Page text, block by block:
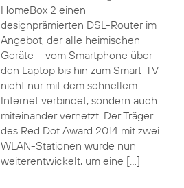
HomeBox 2 einen
designprämierten DSL-Router im
Angebot, der alle heimischen
Geräte – vom Smartphone über
den Laptop bis hin zum Smart-TV –
nicht nur mit dem schnellem
Internet verbindet, sondern auch
miteinander vernetzt. Der Träger
des Red Dot Award 2014 mit zwei
WLAN-Stationen wurde nun
weiterentwickelt, um eine […]